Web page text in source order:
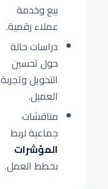
بيع وخدمة
عملاء رقمية.
دراسات حالة
حول تحسين
التحويل وتجربة
العميل.
مناقشات
جماعية لربط
المؤشرات
بخطط العمل.